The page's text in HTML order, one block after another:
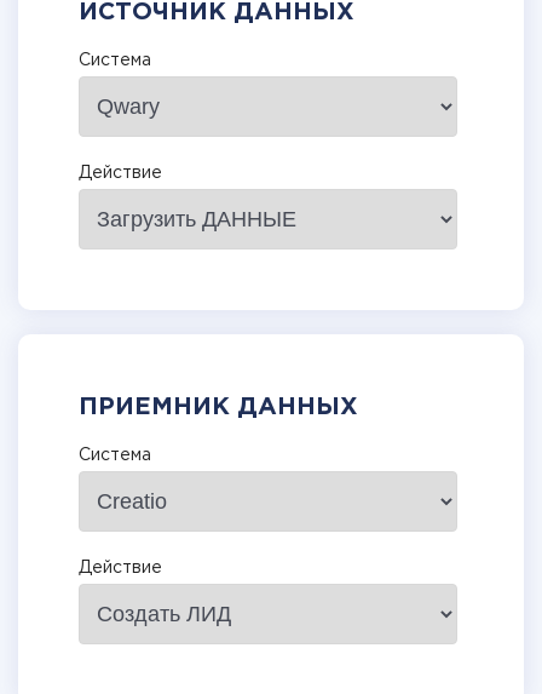
ИСТОЧНИК ДАННЫХ
Система
Действие
ПРИЕМНИК ДАННЫХ
Система
Действие